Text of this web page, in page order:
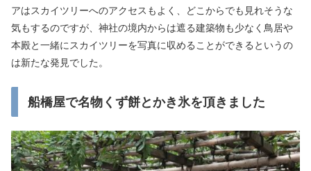
アはスカイツリーへのアクセスもよく、どこからでも見れそうな
気もするのですが、神社の境内からは遮る建築物も少なく鳥居や
本殿と一緒にスカイツリーを写真に収めることができるというの
は新たな発見でした。
船橋屋で名物くず餅とかき氷を頂きました